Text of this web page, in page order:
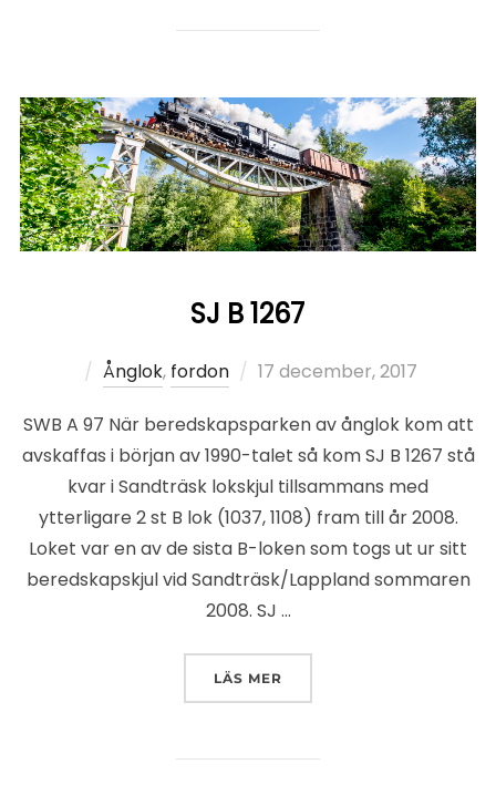
SJ B 1267
Ånglok, fordon
Publicerat
17 december, 2017
SWB A 97 När beredskapsparken av ånglok kom att
avskaffas i början av 1990-talet så kom SJ B 1267 stå
kvar i Sandträsk lokskjul tillsammans med
ytterligare 2 st B lok (1037, 1108) fram till år 2008.
Loket var en av de sista B-loken som togs ut ur sitt
beredskapskjul vid Sandträsk/Lappland sommaren
2008. SJ …
LÄS MER